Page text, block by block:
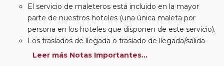
El servicio de maleteros está incluido en la mayor
parte de nuestros hoteles (una única maleta por
persona en los hoteles que disponen de este servicio).
Los traslados de llegada o traslado de llegada/salida
estarán incluidos según itinerario.
Leer más Notas Importantes...